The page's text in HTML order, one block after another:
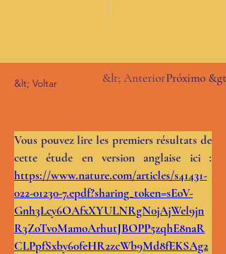
Vous pouvez lire les premiers résultats de
https://www.nature.com/articles/s41431-
022-01230-7.epdf?sharing_token=sEoV-
Gnh3Lcy6OAfxXYULNRgN0jAjWel9jn
R3ZoTv0MamoArhutJBOPP5zqhE8naR
CLPpfSxby60feHR2zcWb9Md8fEKSAg2
&lt; Voltar &lt; AnteriorPróximo &gt;